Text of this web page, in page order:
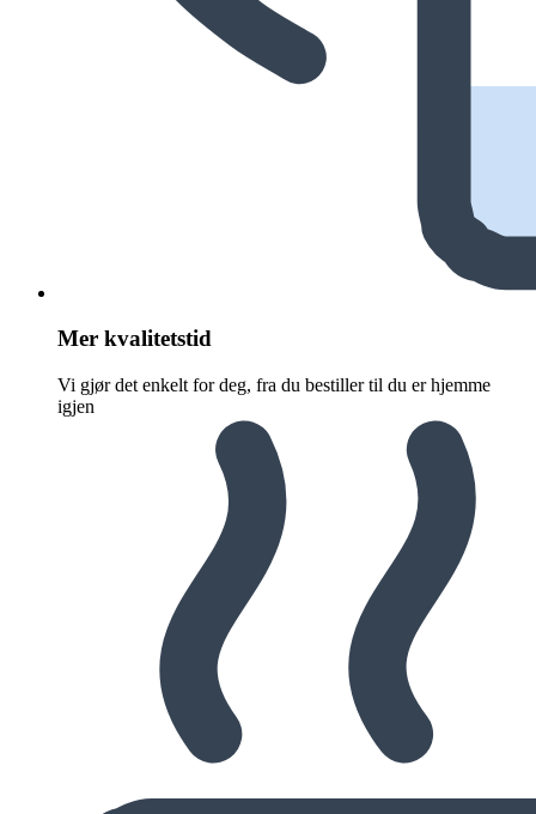
Mer kvalitetstid
Vi gjør det enkelt for deg, fra du bestiller til du er hjemme
igjen